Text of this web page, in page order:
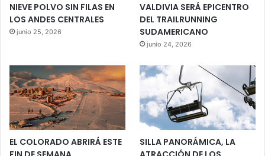
NIEVE POLVO SIN FILAS EN
LOS ANDES CENTRALES
junio 25, 2026
VALDIVIA SERÁ EPICENTRO
DEL TRAILRUNNING
SUDAMERICANO
junio 24, 2026
EL COLORADO ABRIRÁ ESTE
SILLA PANORÁMICA, LA